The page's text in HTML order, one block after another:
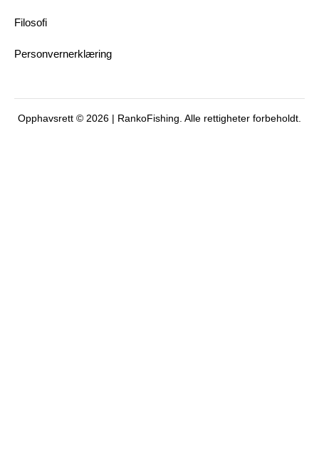
Filosofi
Personvernerklæring
Opphavsrett © 2026 | RankoFishing. Alle rettigheter forbeholdt.